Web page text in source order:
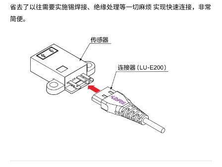
省去了以往需要实施锡焊接、绝缘处理等一切麻烦 实现快速连接，非常
简便。